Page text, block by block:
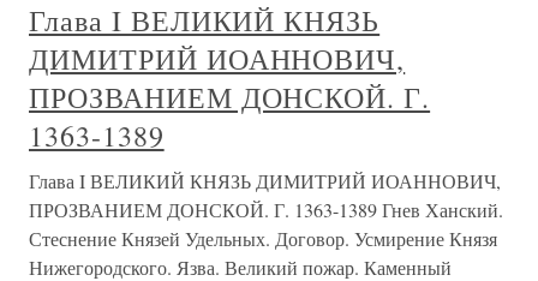
Глава I ВЕЛИКИЙ КНЯЗЬ
ДИМИТРИЙ ИОАННОВИЧ,
ПРОЗВАНИЕМ ДОНСКОЙ. Г.
1363-1389
Глава I ВЕЛИКИЙ КНЯЗЬ ДИМИТРИЙ ИОАННОВИЧ,
ПРОЗВАНИЕМ ДОНСКОЙ. Г. 1363-1389 Гнев Ханский.
Стеснение Князей Удельных. Договор. Усмирение Князя
Нижегородского. Язва. Великий пожар. Каменный